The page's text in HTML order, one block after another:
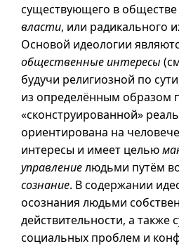
существующего в обществе
власти, или радикального
Основой идеологии
общественные интересы
будучи религиозной по
из определённым образом
«сконструированной»
ориентирована на
интересы и имеет целью
управлениелюдьми путём
сознание. В содержании
осознания людьми
действительности, а также
социальных проблем и